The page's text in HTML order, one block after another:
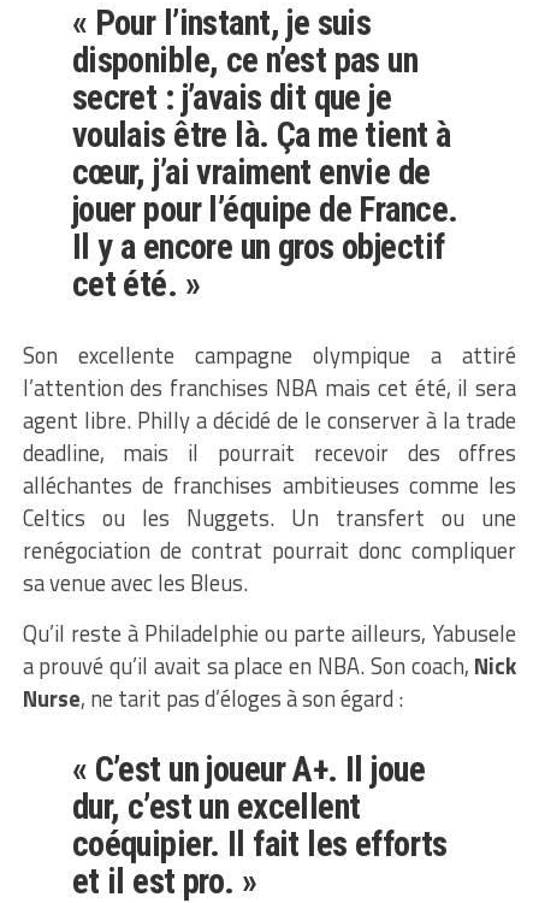
« Pour l’instant, je suis
disponible, ce n’est pas un
secret : j’avais dit que je
voulais être là. Ça me tient à
cœur, j’ai vraiment envie de
jouer pour l’équipe de France.
Il y a encore un gros objectif
cet été. »
Son excellente campagne olympique a attiré
l’attention des franchises NBA mais cet été, il sera
agent libre. Philly a décidé de le conserver à la trade
deadline, mais il pourrait recevoir des offres
alléchantes de franchises ambitieuses comme les
Celtics ou les Nuggets. Un transfert ou une
renégociation de contrat pourrait donc compliquer
sa venue avec les Bleus.
Qu’il reste à Philadelphie ou parte ailleurs, Yabusele
a prouvé qu’il avait sa place en NBA. Son coach, Nick
Nurse, ne tarit pas d’éloges à son égard :
« C’est un joueur A+. Il joue
dur, c’est un excellent
coéquipier. Il fait les efforts
et il est pro. »